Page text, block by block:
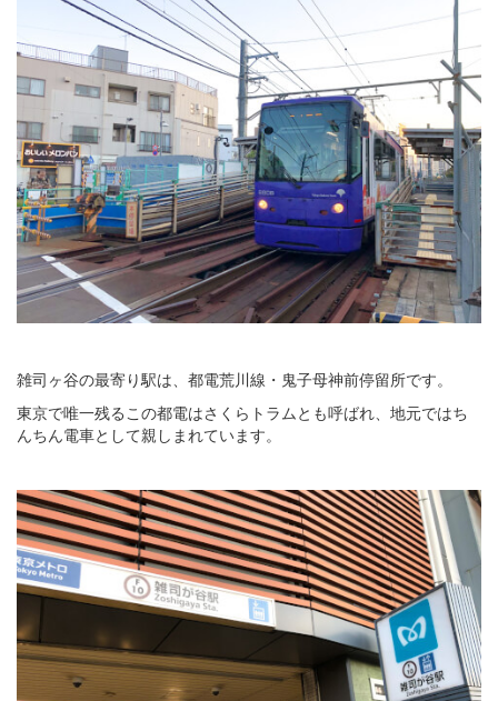
雑司ヶ谷の最寄り駅は、都電荒川線・鬼子母神前停留所です。
東京で唯一残るこの都電はさくらトラムとも呼ばれ、地元ではち
んちん電車として親しまれています。